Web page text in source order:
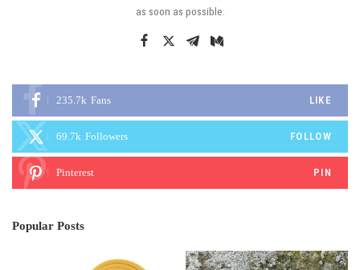
as soon as possible.
235.7k Fans LIKE
69.7k Followers FOLLOW
Pinterest PIN
Popular Posts